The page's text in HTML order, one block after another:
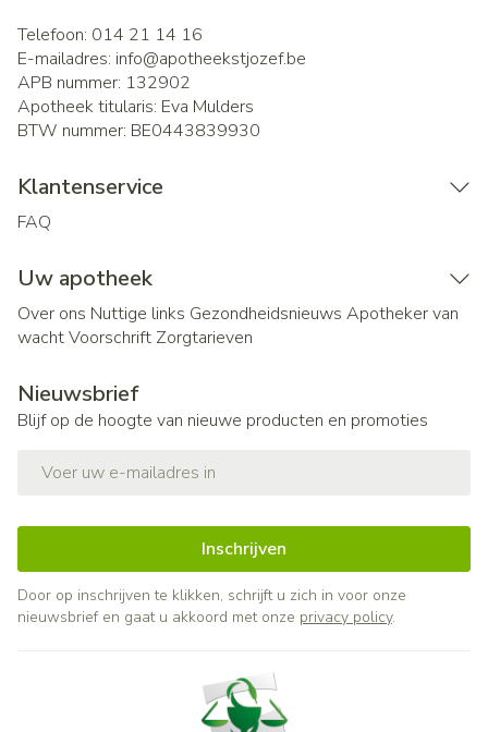
Telefoon: 014 21 14 16
E-mailadres: info@apotheekstjozef.be
APB nummer: 132902
Apotheek titularis: Eva Mulders
BTW nummer: BE0443839930
Klantenservice
FAQ
Uw apotheek
Over ons Nuttige links Gezondheidsnieuws Apotheker van
wachtVoorschrift Zorgtarieven
Nieuwsbrief
Blijf op de hoogte van nieuwe producten en promoties
Inschrijven
Door op inschrijven te klikken, schrijft u zich in voor onze
nieuwsbrief en gaat u akkoord met onze privacy policy.